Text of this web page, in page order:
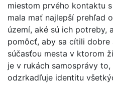
miestom prvého kontaktu
mala mať najlepší prehľad
území, aké sú ich potreby,
pomôcť, aby sa cítili dobre
súčasťou mesta v ktorom
je v rukách samosprávy
odzrkadľuje identitu